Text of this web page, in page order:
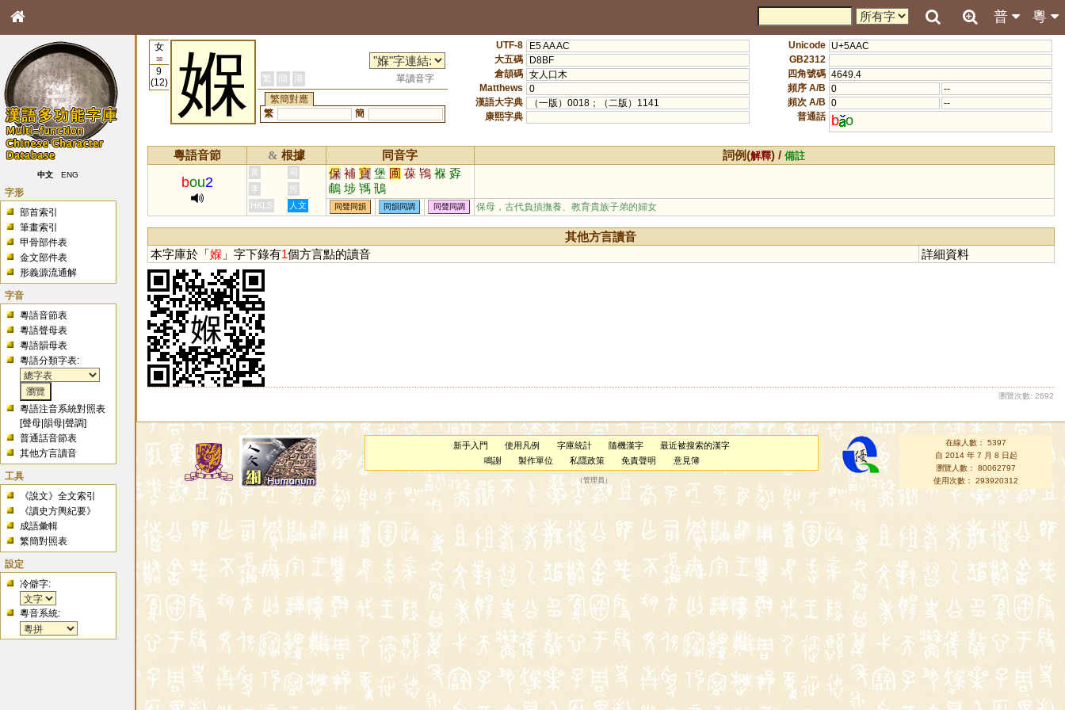
粵
普
中文 ENG
字形
部首索引
筆畫索引
甲骨部件表
金文部件表
形義源流通解
字音
粵語音節表
粵語聲母表
粵語韻母表
粵語分類字表:
粵語注音系統對照表
[聲母 |韻母 |聲調]
普通話音節表
其他方言讀音
工具
《說文》全文索引
《讀史方輿紀要》
成語彙輯
繁簡對照表
設定
冷僻字:
粵音系統:
女
38
9
(12)
媬 繁 簡 港
單讀音字
繁簡對應
繁
簡
UTF-8
E5 AA AC
大五碼
D8BF
倉頡碼 女人口木
Matthews
0
漢語大字典
（一版）0018；（二版）1141
康熙字典
Unicode U+5AAC
GB2312
四角號碼 4649.4
頻序 A/B 0
--
頻次 A/B 0
--
普通話 b o
粵語音節 & 根據 同音字 詞例(解釋) /備註
bou2
黃 周 保 補 寶 堡 圃 葆 鴇 褓 孬
鵏 埗 駂 鳵
李
何
HKLS
人文 同聲同韻 同韻同調 同聲同調 保母，古代負摃撫養、教育貴族子弟的婦女
其他方言讀音
本字庫於「 媬」字下錄有1個方言點的讀音 詳細資料
瀏覽次數: 2692
新手入門 使用凡例 字庫統計 隨機漢字
最近被搜索的漢字
鳴謝
製作單位 私隱政策 免責聲明 意見簿
（管理員 ）
在線人數： 5397
自 2014 年 7 月 8 日起
瀏覽人數： 80062797
使用次數： 293920312